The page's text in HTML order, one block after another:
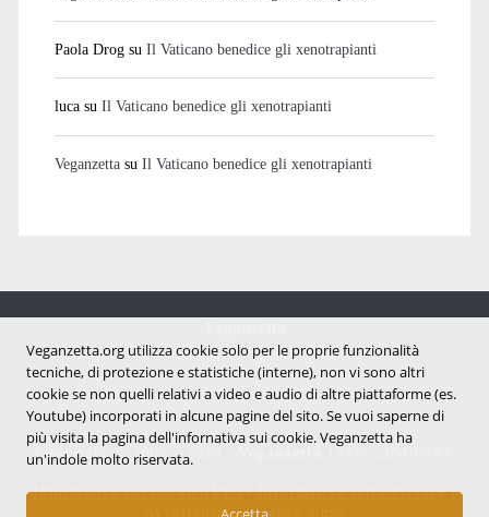
Paola Drogsu Il Vaticano benedice gli xenotrapianti
lucasu Il Vaticano benedice gli xenotrapianti
Veganzettasu Il Vaticano benedice gli xenotrapianti
Notizie dal mondo vegan e antispecista
Copyright © 2007 - 2026 |
Informativa sui cookie (UE)|Informativa sulla Privacy|
Avvertenze e Licenza d'uso
Veganzetta.org utilizza cookie solo per le proprie funzionalità
tecniche, di protezione e statistiche (interne), non vi sono altri
cookie se non quelli relativi a video e audio di altre piattaforme (es.
Youtube) incorporati in alcune pagine del sito. Se vuoi saperne di
più visita la pagina dell'infornativa sui cookie. Veganzetta ha
un'indole molto riservata.